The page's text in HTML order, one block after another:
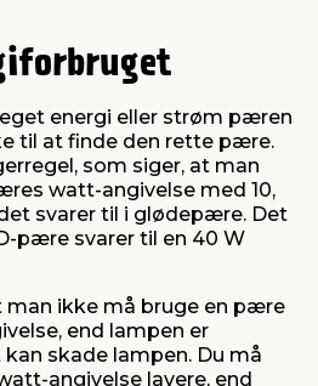
energi eller strøm pæren
til at finde den rette pære.
som siger, at man
watt-angivelse med 10,
svarer til i glødepære. Det
pære svarer til en 40 W
ikke må bruge en pære
end lampen er
skade lampen. Du må
angivelse lavere, end